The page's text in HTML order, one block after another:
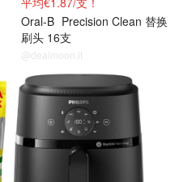
Oral-B Precision Clean 替换
刷头 16支
@dealmoon.it